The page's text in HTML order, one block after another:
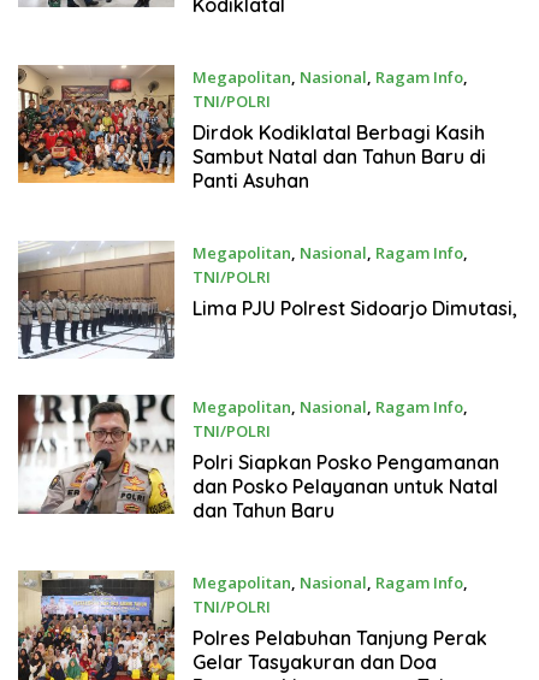
Megapolitan, Nasional, Ragam Info,
TNI/POLRI
19 Desember 2024
Dirdok Kodiklatal Berbagi Kasih
Sambut Natal dan Tahun Baru di
Panti Asuhan
Megapolitan, Nasional, Ragam Info,
TNI/POLRI
19 Desember 2024
Lima PJU Polrest Sidoarjo Dimutasi,
Megapolitan, Nasional, Ragam Info,
TNI/POLRI
19 Desember 2024
Polri Siapkan Posko Pengamanan
dan Posko Pelayanan untuk Natal
dan Tahun Baru
Megapolitan, Nasional, Ragam Info,
TNI/POLRI
19 Desember 2024
Polres Pelabuhan Tanjung Perak
Gelar Tasyakuran dan Doa